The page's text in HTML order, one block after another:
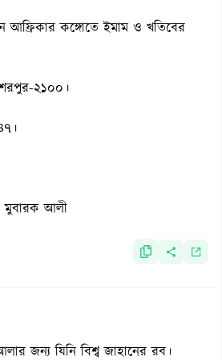
আফ্রিকার কঙ্গোতে ইমাম ও খতিবের
২১০০।
মুবারক আলী
জন্য যিনি বিশ্ব জাহানের রব।